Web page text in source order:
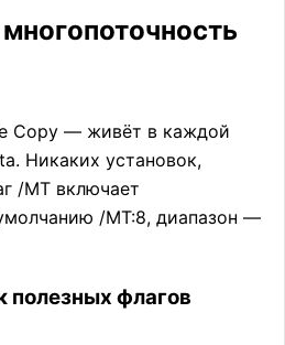
Copy — живёт в каждой
Никаких установок,
/MT включает
/MT:8, диапазон —
полезных флагов